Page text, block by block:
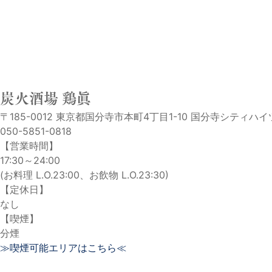
炭火酒場 鶏眞
〒185-0012 東京都国分寺市本町4丁目1-10 国分寺シティハイ
050-5851-0818
【営業時間】
17:30～24:00
(お料理 L.O.23:00、お飲物 L.O.23:30)
【定休日】
なし
【喫煙】
分煙
≫喫煙可能エリアはこちら≪